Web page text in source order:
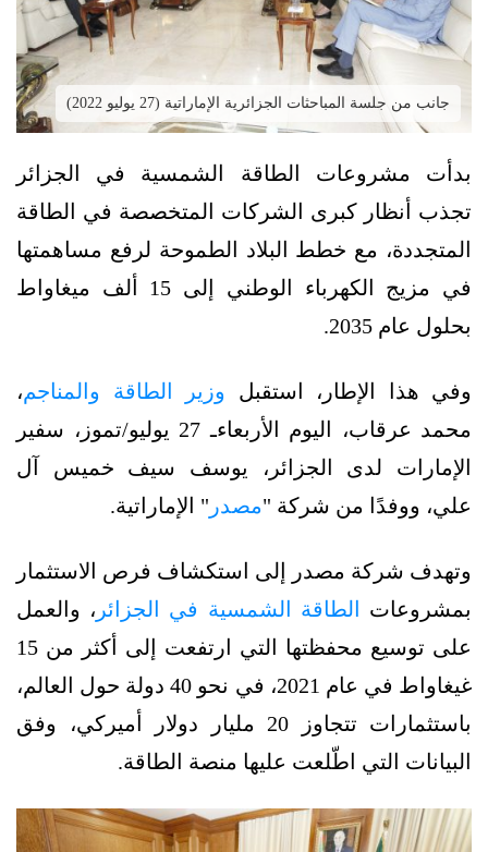
جانب من جلسة المباحثات الجزائرية الإماراتية (27 يوليو 2022)
بدأت مشروعات الطاقة الشمسية في الجزائر
تجذب أنظار كبرى الشركات المتخصصة في الطاقة
المتجددة، مع خطط البلاد الطموحة لرفع مساهمتها
في مزيج الكهرباء الوطني إلى 15 ألف ميغاواط
بحلول عام 2035.
وفي هذا الإطار، استقبل وزير الطاقة والمناجم،
محمد عرقاب، اليوم الأربعاءـ 27 يوليو/تموز، سفير
الإمارات لدى الجزائر، يوسف سيف خميس آل
علي، ووفدًا من شركة "مصدر " الإماراتية.
وتهدف شركة مصدر إلى استكشاف فرص الاستثمار
بمشروعات الطاقة الشمسية في الجزائر ، والعمل
على توسيع محفظتها التي ارتفعت إلى أكثر من 15
غيغاواط في عام 2021، في نحو 40 دولة حول العالم،
باستثمارات تتجاوز 20 مليار دولار أميركي، وفق
البيانات التي اطّلعت عليها منصة الطاقة.